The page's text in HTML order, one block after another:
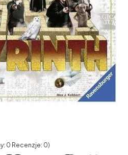
0 Recenzje: 0)